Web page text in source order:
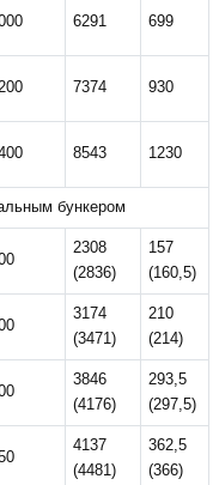
6291 699
7374 930
8543 1230
бункером
2308
(2836)
157
(160,5)
3174
(3471)
210
(214)
3846
(4176)
293,5
(297,5)
4137
(4481)
362,5
(366)